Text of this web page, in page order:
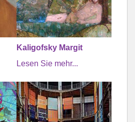
Kaligofsky Margit
Lesen Sie mehr...